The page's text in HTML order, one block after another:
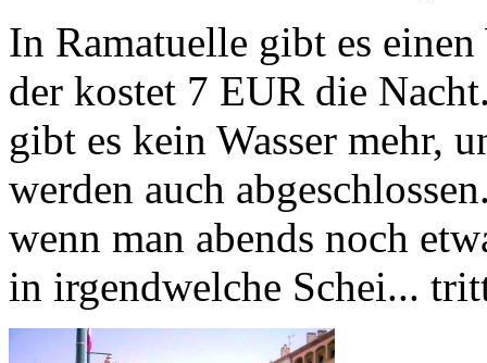
In Ramatuelle gibt es
der kostet 7 EUR die
gibt es kein Wasser mehr,
werden auch
wenn man abends noch
in irgendwelche Schei...